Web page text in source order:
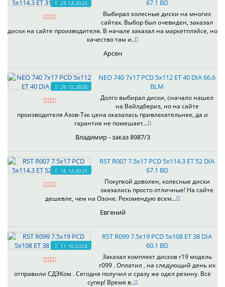
29.12.2025 67.1 BD
Выбирал колесные диски на многих
сайтах. Выбор был очевиден, заказал
диски на сайте производителя. В начале заказал на маркетплэйсе, но
качество там и..
Арсен
29.12.2025
NEO 740 7x17 PCD 5x112 ET 40 DIA 66.6
BLM
Долго выбирал диски, сначало нашел
на Вайлдбериз, но на сайте
производителя Азов-Тэк цена оказалась привлекательнее, да и
гарантия не помешает...
Владимир - заказ 8987/3
16.12.2025
RST R007 7.5x17 PCD 5x114.3 ET 52 DIA
67.1 BD
Покупкой доволен, колесные диски
оказались просто отличные! На сайте
дешевле, чем на Озоне. Рекомендую всем...
Евгений
11.10.2025
RST R099 7.5x19 PCD 5x108 ET 38 DIA
60.1 BD
Заказал комплект дисков r19 модель
r099 . Оплатил , на следующий день их
отправили СДЭКом . Сегодня получил и сразу же одел резину. Всё
супер! Время в..